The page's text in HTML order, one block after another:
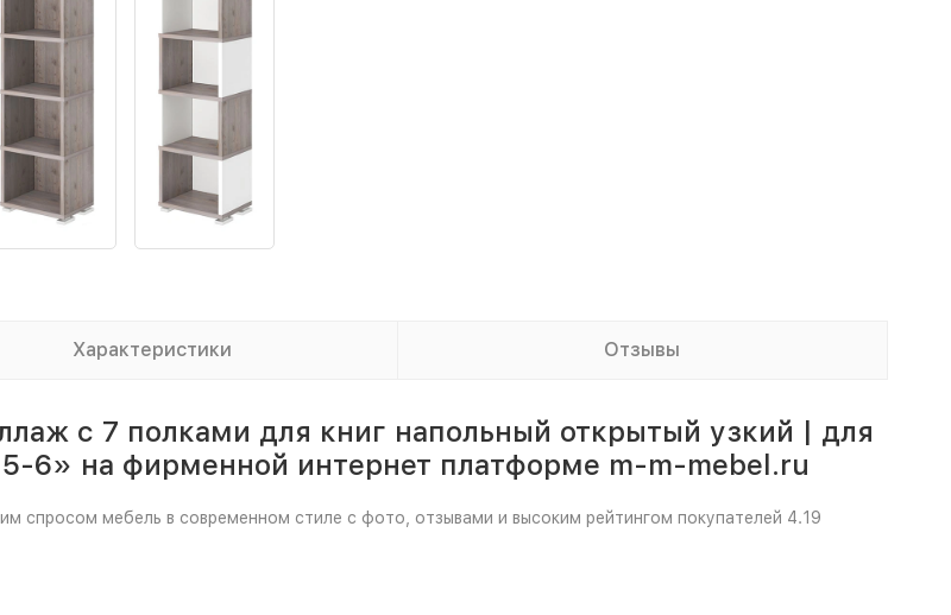
Характеристики Отзывы
с 7 полками для книг напольный открытый узкий | для
6» на фирменной интернет платформе m-m-mebel.ru
мебель в современном стиле с фото, отзывами и высоким рейтингом покупателей 4.19